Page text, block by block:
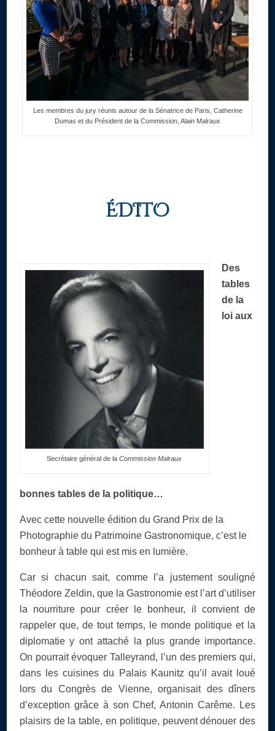
Les membres du jury réunis autour de la Sénatrice de Paris, Catherine
Dumas et du Président de la Commission, Alain Malraux
ÉDITO
Secrétaire général de laCommission Malraux
Des
tables
de la
loi aux
bonnes tables de la politique…
Avec cette nouvelle édition du Grand Prix de la
Photographie du Patrimoine Gastronomique, c’est le
bonheur à table qui est mis en lumière.
Car si chacun sait, comme l’a justement souligné
Théodore Zeldin, que la Gastronomie est l’art d’utiliser
la nourriture pour créer le bonheur, il convient de
rappeler que, de tout temps, le monde politique et la
diplomatie y ont attaché la plus grande importance.
On pourrait évoquer Talleyrand, l’un des premiers qui,
dans les cuisines du Palais Kaunitz qu’il avait loué
lors du Congrès de Vienne, organisait des dîners
d’exception grâce à son Chef, Antonin Carême. Les
plaisirs de la table, en politique, peuvent dénouer des